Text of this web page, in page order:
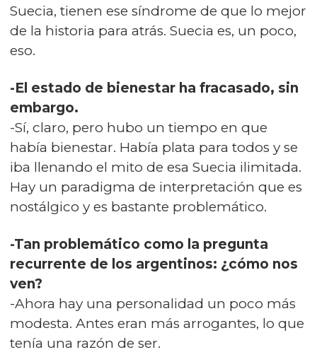
Suecia, tienen ese síndrome de que lo mejor
de la historia para atrás. Suecia es, un poco,
eso.
-El estado de bienestar ha fracasado, sin
embargo.
-Sí, claro, pero hubo un tiempo en que
había bienestar. Había plata para todos y se
iba llenando el mito de esa Suecia ilimitada.
Hay un paradigma de interpretación que es
nostálgico y es bastante problemático.
-Tan problemático como la pregunta
recurrente de los argentinos: ¿cómo nos
ven?
-Ahora hay una personalidad un poco más
modesta. Antes eran más arrogantes, lo que
tenía una razón de ser.